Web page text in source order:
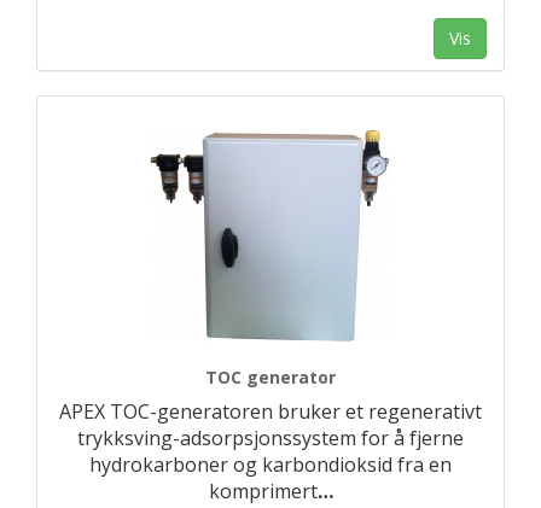
Vis
TOC generator
APEX TOC-generatoren bruker et regenerativt
trykksving-adsorpsjonssystem for å fjerne
hydrokarboner og karbondioksid fra en
komprimert…